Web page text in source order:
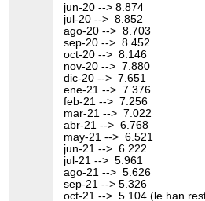
jun-20 --> 8.874
jul-20 --> 8.852
ago-20 --> 8.703
sep-20 --> 8.452
oct-20 --> 8.146
nov-20 --> 7.880
dic-20 --> 7.651
ene-21 --> 7.376
feb-21 --> 7.256
mar-21 --> 7.022
abr-21 --> 6.768
may-21 --> 6.521
jun-21 --> 6.222
jul-21 --> 5.961
ago-21 --> 5.626
sep-21 --> 5.326
oct-21 --> 5.104 (le han